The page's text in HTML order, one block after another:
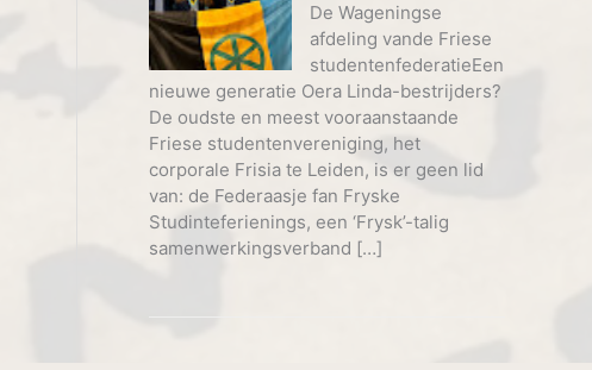
De Wageningse
afdeling vande Friese
studentenfederatieEen
nieuwe generatie Oera Linda-bestrijders?
De oudste en meest vooraanstaande
Friese studentenvereniging, het
corporale Frisia te Leiden, is er geen lid
van: de Federaasje fan Fryske
Studinteferienings, een ‘Frysk’-talig
samenwerkingsverband […]